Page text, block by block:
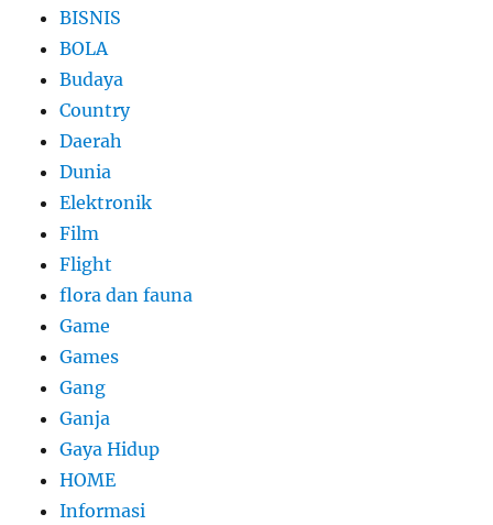
BISNIS
BOLA
Budaya
Country
Daerah
Dunia
Elektronik
Film
Flight
flora dan fauna
Game
Games
Gang
Ganja
Gaya Hidup
HOME
Informasi